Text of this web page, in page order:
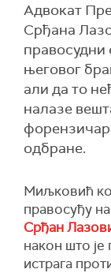
Адвокат
Срђана
његовог
али да то
налазе
одбране.
Миљковић
правосуђу
Срђан
након што
истрага